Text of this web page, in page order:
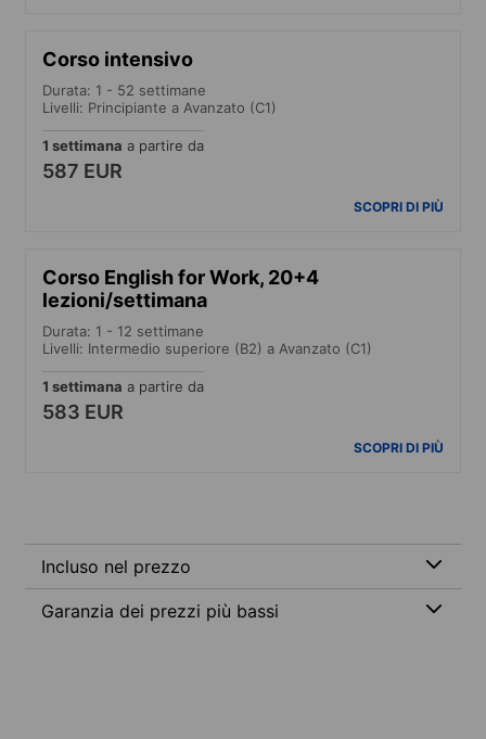
Corso intensivo
Durata: 1 - 52 settimane
Livelli: Principiante a Avanzato (C1)
1 settimana a partire da
587 EUR
SCOPRI DI PIÙ
Corso English for Work, 20+4
lezioni/settimana
Durata: 1 - 12 settimane
Livelli: Intermedio superiore (B2) a Avanzato (C1)
1 settimana a partire da
583 EUR
SCOPRI DI PIÙ
Incluso nel prezzo
Garanzia dei prezzi più bassi